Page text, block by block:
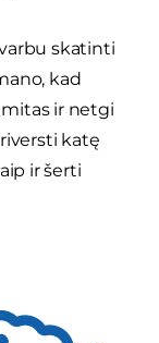
skatinti
kad
mitas ir netgi
katę
ir šerti